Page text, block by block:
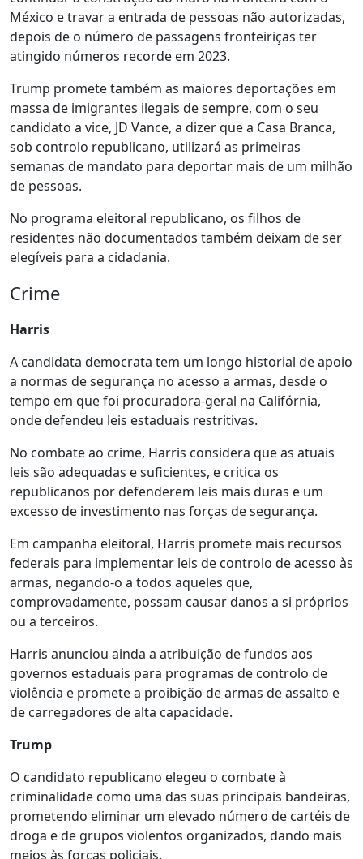
México e travar a entrada de pessoas não autorizadas,
depois de o número de passagens fronteiriças ter
atingido números recorde em 2023.
Trump promete também as maiores deportações em
massa de imigrantes ilegais de sempre, com o seu
candidato a vice, JD Vance, a dizer que a Casa Branca,
sob controlo republicano, utilizará as primeiras
semanas de mandato para deportar mais de um milhão
de pessoas.
No programa eleitoral republicano, os filhos de
residentes não documentados também deixam de ser
elegíveis para a cidadania.
Crime
Harris
A candidata democrata tem um longo historial de apoio
a normas de segurança no acesso a armas, desde o
tempo em que foi procuradora-geral na Califórnia,
onde defendeu leis estaduais restritivas.
No combate ao crime, Harris considera que as atuais
leis são adequadas e suficientes, e critica os
republicanos por defenderem leis mais duras e um
excesso de investimento nas forças de segurança.
Em campanha eleitoral, Harris promete mais recursos
federais para implementar leis de controlo de acesso às
armas, negando-o a todos aqueles que,
comprovadamente, possam causar danos a si próprios
ou a terceiros.
Harris anunciou ainda a atribuição de fundos aos
governos estaduais para programas de controlo de
violência e promete a proibição de armas de assalto e
de carregadores de alta capacidade.
Trump
O candidato republicano elegeu o combate à
criminalidade como uma das suas principais bandeiras,
prometendo eliminar um elevado número de cartéis de
droga e de grupos violentos organizados, dando mais
meios às forças policiais.